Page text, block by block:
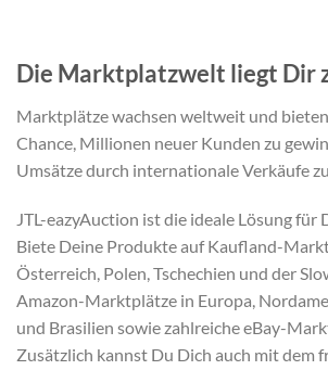
Die Marktplatzwelt liegt Dir
Marktplätze wachsen weltweit und
Chance, Millionen neuer Kunden zu
Umsätze durch internationale Verkäufe
JTL-eazyAuction ist die ideale Lösung für
Biete Deine Produkte auf Kaufland-
Österreich, Polen, Tschechien und der
Amazon-Marktplätze in Europa,
und Brasilien sowie zahlreiche eBay-
Zusätzlich kannst Du Dich auch mit dem